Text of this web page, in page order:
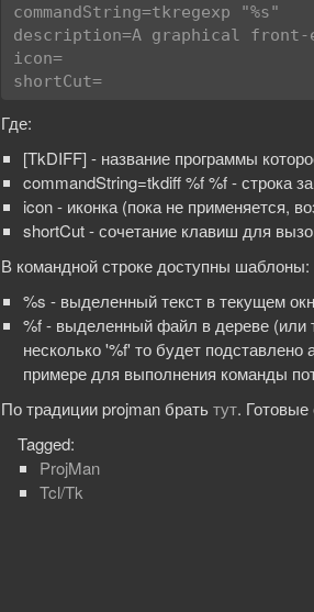
commandString=tkregexp "%s"
description=A graphical front-
icon=
shortCut=
Где:
[TkDIFF] - название программы
commandString=tkdiff %f %f - строка
icon - иконка (пока не применяется,
shortCut - сочетание клавиш для
В командной строке доступны шаблоны:
%s - выделенный текст в текущем
%f - выделенный файл в дереве (или
несколько '%f' то будет
примере для выполнения команды
По традиции projman братьтут. Готовые
Tagged:
ProjMan
Tcl/Tk